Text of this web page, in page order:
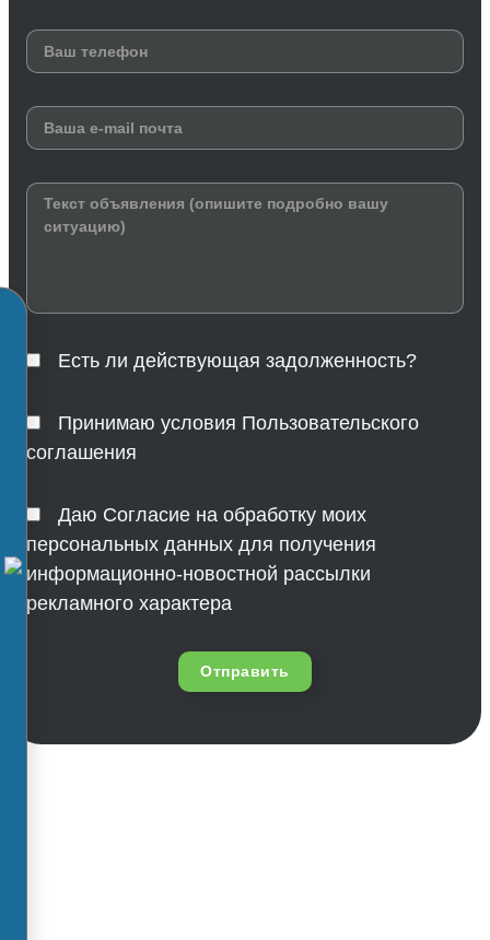
Есть ли действующая задолженность?
Принимаю условия Пользовательского
соглашения
Даю Согласие на обработку моих
персональных данных для получения
информационно-новостной рассылки
рекламного характера
Отправить